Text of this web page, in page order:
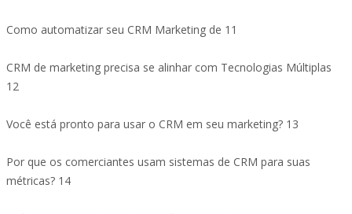
Como automatizar seu CRM Marketing de 11
CRM de marketing precisa se alinhar com Tecnologias Múltiplas
12
Você está pronto para usar o CRM em seu marketing? 13
Por que os comerciantes usam sistemas de CRM para suas
métricas? 14